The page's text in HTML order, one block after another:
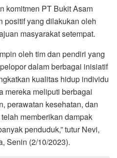
komitmen PT Bukit Asam
positif yang dilakukan oleh
masyarakat setempat.
oleh tim dan pendiri yang
dalam berbagai inisiatif
kualitas hidup individu
mereka meliputi berbagai
perawatan kesehatan, dan
memberikan dampak
penduduk,” tutur Nevi,
Senin (2/10/2023).